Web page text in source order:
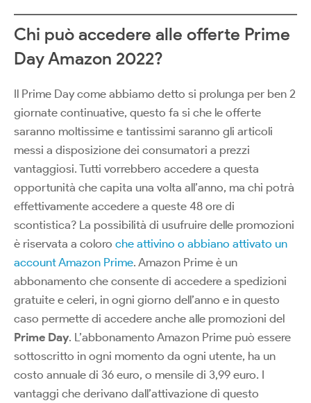
Chi può accedere alle offerte Prime
Day Amazon 2022?
Il Prime Day come abbiamo detto si prolunga per ben 2
giornate continuative, questo fa si che le offerte
saranno moltissime e tantissimi saranno gli articoli
messi a disposizione dei consumatori a prezzi
vantaggiosi. Tutti vorrebbero accedere a questa
opportunità che capita una volta all’anno, ma chi potrà
effettivamente accedere a queste 48 ore di
scontistica? La possibilità di usufruire delle promozioni
è riservata a coloro che attivino o abbiano attivato un
account Amazon Prime. Amazon Prime è un
abbonamento che consente di accedere a spedizioni
gratuite e celeri, in ogni giorno dell’anno e in questo
caso permette di accedere anche alle promozioni del
Prime Day. L’abbonamento Amazon Prime può essere
sottoscritto in ogni momento da ogni utente, ha un
costo annuale di 36 euro, o mensile di 3,99 euro. I
vantaggi che derivano dall’attivazione di questo